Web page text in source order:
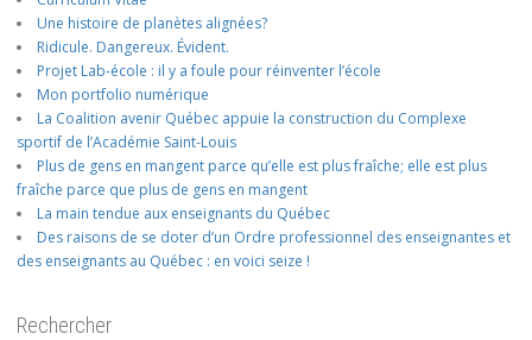
Une histoire de planètes alignées?
Ridicule. Dangereux. Évident.
Projet Lab-école : il y a foule pour réinventer l’école
Mon portfolio numérique
La Coalition avenir Québec appuie la construction du Complexe
sportif de l’Académie Saint-Louis
Plus de gens en mangent parce qu’elle est plus fraîche; elle est plus
fraîche parce que plus de gens en mangent
La main tendue aux enseignants du Québec
Des raisons de se doter d’un Ordre professionnel des enseignantes et
des enseignants au Québec : en voici seize !
Rechercher